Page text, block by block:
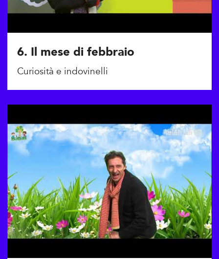
6. Il mese di febbraio
Curiosità e indovinelli